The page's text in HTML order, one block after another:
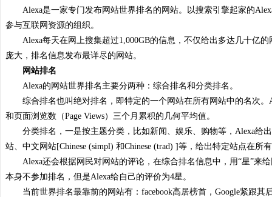
Alexa是一家专门发布网站世界排名的网站。以搜索引擎起家的
参与互联网资源的组织。
Alexa每天在网上搜集超过1,000GB的信息，不仅给出多达几十亿
庞大，排名信息发布最详尽的网站。
网站排名
Alexa的网站世界排名主要分两种：综合排名和分类排名。
综合排名也叫绝对排名，即特定的一个网站在所有网站中的名次
和页面浏览数（Page Views）三个月累积的几何平均值。
分类排名，一是按主题分类，比如新闻、娱乐、购物等，Alexa给
站、中文网站[Chinese (simpl) 和Chinese (trad) ]等，给出特定站点在所
Alexa还会根据网民对网站的评论，在综合排名信息中，用“星”来
本身不参加排名，但是Alexa给自己的评价为4星。
当前世界排名最靠前的网站有：facebook高居榜首，Google紧跟其